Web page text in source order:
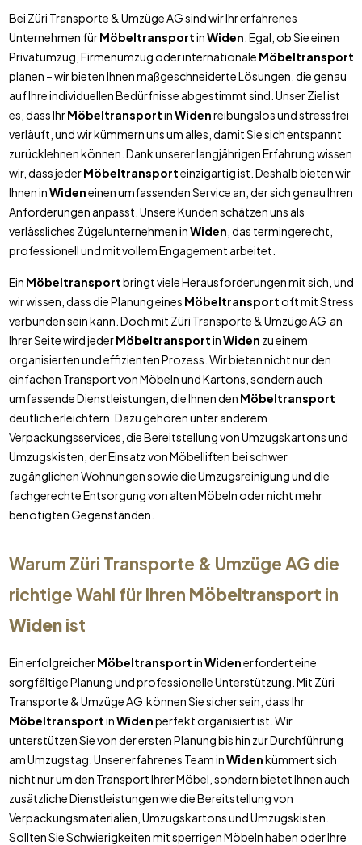
Bei Züri Transporte & Umzüge AG sind wir Ihr erfahrenes
Unternehmen fürMöbeltransportinWiden . Egal, ob Sie einen
Privatumzug, Firmenumzug oder internationale Möbeltransport
planen – wir bieten Ihnen maßgeschneiderte Lösungen, die genau
auf Ihre individuellen Bedürfnisse abgestimmt sind. Unser Ziel ist
es, dass IhrMöbeltransportinWidenreibungslos und stressfrei
verläuft, und wir kümmern uns um alles, damit Sie sich entspannt
zurücklehnen können. Dank unserer langjährigen Erfahrung wissen
wir, dass jederMöbeltransporteinzigartig ist. Deshalb bieten wir
Ihnen inWideneinen umfassenden Service an, der sich genau Ihren
Anforderungen anpasst. Unsere Kunden schätzen uns als
verlässliches Zügelunternehmen inWiden , das termingerecht,
professionell und mit vollem Engagement arbeitet.
Ein Möbeltransportbringt viele Herausforderungen mit sich, und
wir wissen, dass die Planung eines Möbeltransportoft mit Stress
verbunden sein kann. Doch mit Züri Transporte & Umzüge AG an
Ihrer Seite wird jederMöbeltransportinWiden zu einem
organisierten und effizienten Prozess. Wir bieten nicht nur den
einfachen Transport von Möbeln und Kartons, sondern auch
umfassende Dienstleistungen, die Ihnen den Möbeltransport
deutlich erleichtern. Dazu gehören unter anderem
Verpackungsservices, die Bereitstellung von Umzugskartons und
Umzugskisten, der Einsatz von Möbelliften bei schwer
zugänglichen Wohnungen sowie die Umzugsreinigung und die
fachgerechte Entsorgung von alten Möbeln oder nicht mehr
benötigten Gegenständen.
Warum Züri Transporte & Umzüge AG die
richtige Wahl für Ihren Möbeltransport in
Widenist
Ein erfolgreicherMöbeltransportinWidenerfordert eine
sorgfältige Planung und professionelle Unterstützung. Mit Züri
Transporte & Umzüge AG können Sie sicher sein, dass Ihr
MöbeltransportinWidenperfekt organisiert ist. Wir
unterstützen Sie von der ersten Planung bis hin zur Durchführung
am Umzugstag. Unser erfahrenes Team inWidenkümmert sich
nicht nur um den Transport Ihrer Möbel, sondern bietet Ihnen auch
zusätzliche Dienstleistungen wie die Bereitstellung von
Verpackungsmaterialien, Umzugskartons und Umzugskisten.
Sollten Sie Schwierigkeiten mit sperrigen Möbeln haben oder Ihre